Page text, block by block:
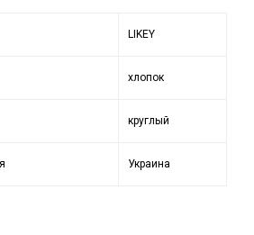
LIKEY
хлопок
круглый
Украина